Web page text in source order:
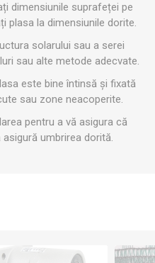
dimensiunile suprafeței pe
plasa la dimensiunile dorite.
solarului sau a serei
sau alte metode adecvate.
este bine întinsă și fixată
sau zone neacoperite.
pentru a vă asigura că
umbrirea dorită.